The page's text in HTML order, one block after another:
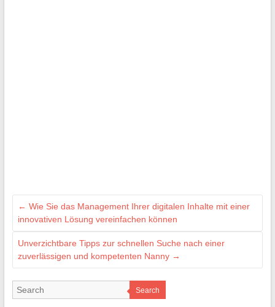
← Wie Sie das Management Ihrer digitalen Inhalte mit einer
innovativen Lösung vereinfachen können
Unverzichtbare Tipps zur schnellen Suche nach einer
zuverlässigen und kompetenten Nanny →
Search